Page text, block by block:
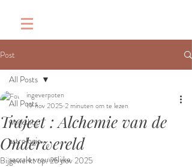
&
Post
All Posts
workshop
astrologie
sacrale vrouwelijke
All Posts
Traject : Alchemie van de
Onderwereld
ingeverpoten
19 nov 2025 2 minuten om te lezen
Bijgewerkt op:25 nov 2025